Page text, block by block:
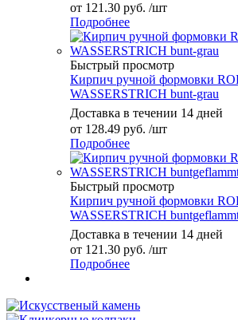
от 121.30 руб. /шт
Подробнее
Быстрый просмотр
Кирпич ручной формовки
WASSERSTRICH bunt-grau
Доставка в течении 14 дней
от 128.49 руб. /шт
Подробнее
Быстрый просмотр
Кирпич ручной формовки
WASSERSTRICH
Доставка в течении 14 дней
от 121.30 руб. /шт
Подробнее